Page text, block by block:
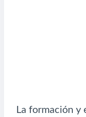
La formación y